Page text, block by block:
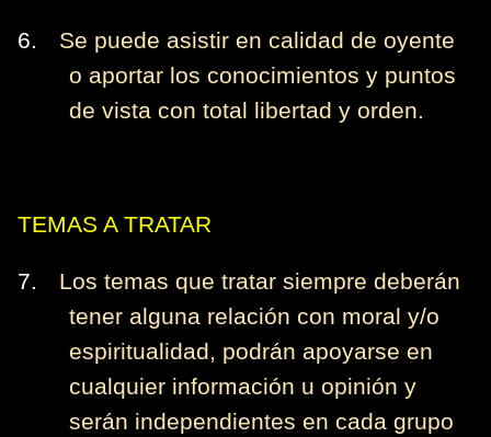
6.
Se puede asistir en calidad de oyente
o aportar los conocimientos y puntos
de vista con total libertad y orden.
TEMAS A TRATAR
7.
Los temas que tratar siempre deberán
tener alguna relación con moral y/o
espiritualidad, podrán apoyarse en
cualquier información u opinión y
serán independientes en cada grupo